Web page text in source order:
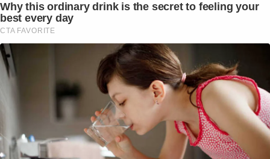
Why this ordinary drink is the secret to feeling your
best every day
CTA FAVORITE